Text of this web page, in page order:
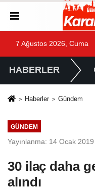
7 Ağustos 2026, Cuma
HABERLER
Haberler Gündem
GÜNDEM
Yayınlanma: 14 Ocak
30 ilaç daha
alındı